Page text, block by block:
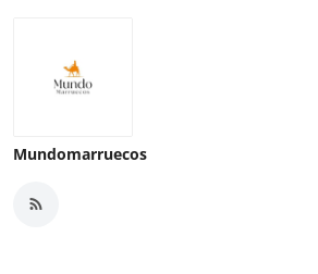
Mundomarruecos